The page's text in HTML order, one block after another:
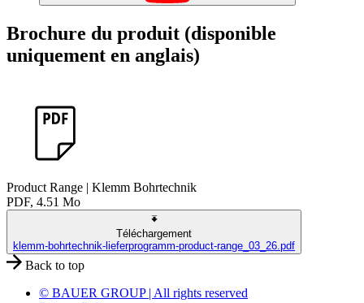
Brochure du produit (disponible
uniquement en anglais)
Product Range | Klemm Bohrtechnik
PDF, 4.51 Mo
Téléchargement
klemm-bohrtechnik-lieferprogramm-product-range_03_26.pdf
Back to top
© BAUER GROUP | All rights reserved